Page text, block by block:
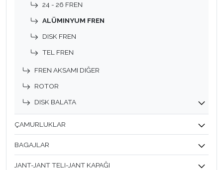
24 - 26 FREN
ALÜMINYUM FREN
DISK FREN
TEL FREN
FREN AKSAMI DIĞER
ROTOR
DISK BALATA
ÇAMURLUKLAR
BAGAJLAR
JANT-JANT TELI-JANT KAPAĞI